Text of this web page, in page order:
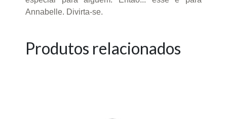
Annabelle. Divirta-se.
Produtos relacionados